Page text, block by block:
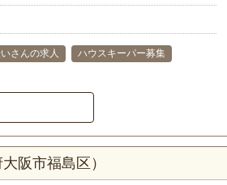
さんの求人
ハウスキーパー募集
阪市福島区）